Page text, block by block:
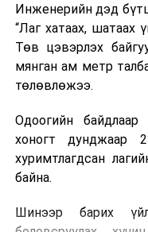
өдөр тутмын
практик ур
Сургалтыг
жишээнд суурилсан
танилцах, онцгой
онол, практик
байна.
зохион байгуулах
Инженерийн дэд
“Лаг хатаах, шатаах
Төв цэвэрлэх
мянган ам метр
төлөвлөжээ.
Одоогийн
хоногт дунджаар
хуримтлагдсан
байна.
Шинээр барих